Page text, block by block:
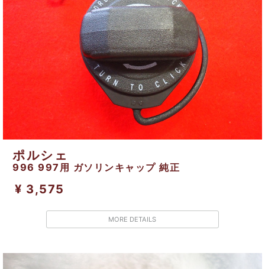
ポルシェ
996 997用 ガソリンキャップ 純正
¥ 3,575
MORE DETAILS